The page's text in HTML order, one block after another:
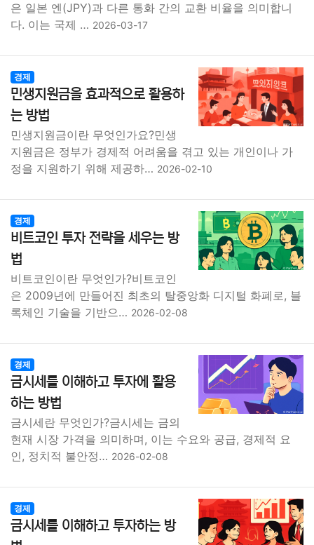
은 일본 엔(JPY)과 다른 통화 간의 교환 비율을 의미합니
다. 이는 국제 … 2026-03-17
경제
민생지원금을 효과적으로 활용하
는 방법
민생지원금이란 무엇인가요?민생
지원금은 정부가 경제적 어려움을 겪고 있는 개인이나 가
정을 지원하기 위해 제공하… 2026-02-10
경제
비트코인 투자 전략을 세우는 방
법
비트코인이란 무엇인가?비트코인
은 2009년에 만들어진 최초의 탈중앙화 디지털 화폐로, 블
록체인 기술을 기반으… 2026-02-08
경제
금시세를 이해하고 투자에 활용
하는 방법
금시세란 무엇인가?금시세는 금의
현재 시장 가격을 의미하며, 이는 수요와 공급, 경제적 요
인, 정치적 불안정… 2026-02-08
경제
금시세를 이해하고 투자하는 방